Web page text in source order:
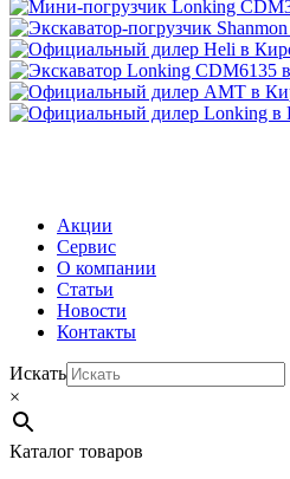
Акции
Сервис
О компании
Статьи
Новости
Контакты
Искать
×
Каталог товаров